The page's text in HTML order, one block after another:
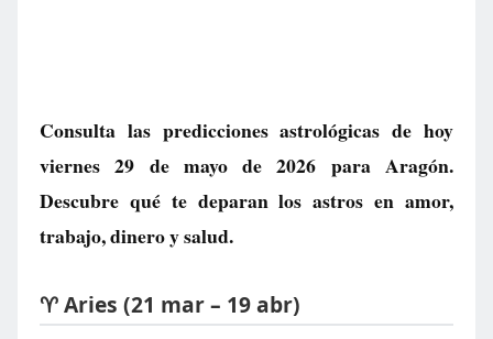
Consulta las predicciones astrológicas de hoy
viernes 29 de mayo de 2026 para Aragón.
Descubre qué te deparan los astros en amor,
trabajo, dinero y salud.
♈ Aries (21 mar – 19 abr)